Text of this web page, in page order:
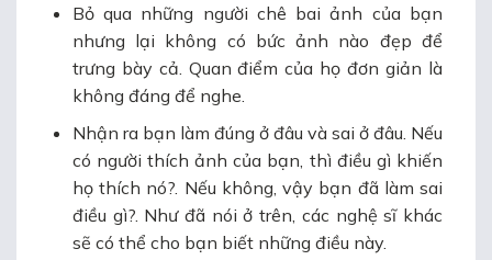
Bỏ qua những người chê bai ảnh của bạn
nhưng lại không có bức ảnh nào đẹp để
trưng bày cả. Quan điểm của họ đơn giản là
không đáng để nghe.
Nhận ra bạn làm đúng ở đâu và sai ở đâu. Nếu
có người thích ảnh của bạn, thì điều gì khiến
họ thích nó?. Nếu không, vậy bạn đã làm sai
điều gì?. Như đã nói ở trên, các nghệ sĩ khác
sẽ có thể cho bạn biết những điều này.